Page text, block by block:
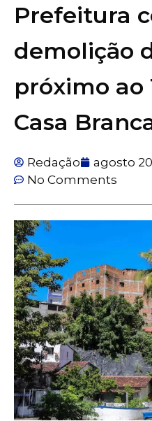
Prefeitura
demolição
próximo ao
Casa
Redação agosto
No Comments